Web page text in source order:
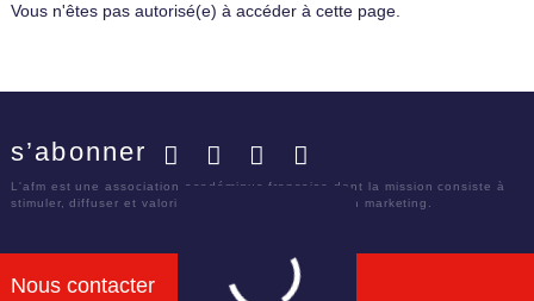
Vous n'êtes pas autorisé(e) à accéder à cette page.
s’abonner
L'afm est une association académique française dont la mission consiste à
stimuler, diffuser et valoriser le savoir scientifique en marketing.
Nous contacter